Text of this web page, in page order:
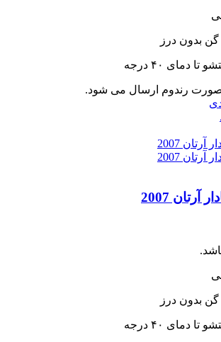
بدون درز
دمای ۴۰ درجه
رندوم ارسال می شود.
2007
بدون درز
دمای ۴۰ درجه